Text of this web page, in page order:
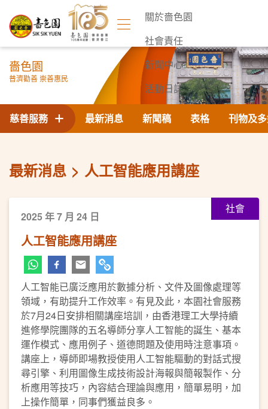
關於嗇色園
社會責任
新聞中心
活動日誌
聯絡我們
嗇色園
普濟勸善 崇善惠民
最新消息 新聞稿 表格 刊物及
慈善服務
最新消息 人工智能應用講座
社會
2025 年 7 月 24 日
人工智能應用講座
人工智能已廣泛應用於數據分析、文件及圖像處理等
領域，有助提升工作效率。有見及此，本園社會服務
於7月24日安排相關講座培訓，由香港理工大學持續
進修學院團隊的五名導師分享人工智能的誕生、基本
運作模式、應用例子、道德問題及使用時注意事項。
講座上，導師即場教授使用人工智能驅動的對話式搜
尋引擎、利用圖像生成技術設計海報與簡報製作、分
析應用等技巧，內容結合理論與應用，簡單易明，加
上操作簡單，同事們獲益良多。